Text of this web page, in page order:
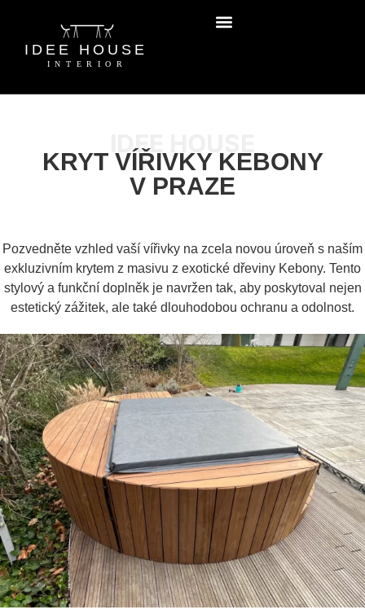
IDEE HOUSE
KRYT VÍŘIVKY KEBONY
V PRAZE
Pozvedněte vzhled vaší vířivky na zcela novou úroveň s naším
exkluzivním krytem z masivu z exotické dřeviny Kebony. Tento
stylový a funkční doplněk je navržen tak, aby poskytoval nejen
estetický zážitek, ale také dlouhodobou ochranu a odolnost.